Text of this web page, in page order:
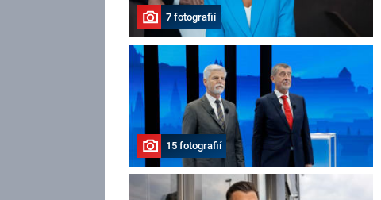
7 fotografií
15 fotografií